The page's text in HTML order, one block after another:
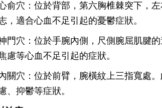
俞穴：位於背部，第六胸椎棘突下，
，適合心血不足引起的憂鬱症狀。
門穴：位於手腕內側，尺側腕屈肌腱
慮等心血不足引起的症狀。
關穴：位於前臂，腕橫紋上三指寬處
、抑鬱等症狀。